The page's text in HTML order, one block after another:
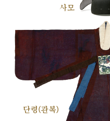
사모
단령(관복)